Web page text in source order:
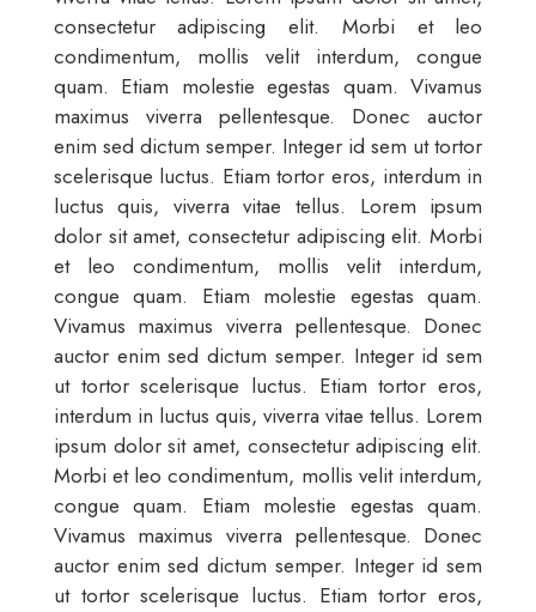
consectetur adipiscing elit. Morbi et leo
condimentum, mollis velit interdum, congue
quam. Etiam molestie egestas quam. Vivamus
maximus viverra pellentesque. Donec auctor
enim sed dictum semper. Integer id sem ut tortor
scelerisque luctus. Etiam tortor eros, interdum in
luctus quis, viverra vitae tellus. Lorem ipsum
dolor sit amet, consectetur adipiscing elit. Morbi
et leo condimentum, mollis velit interdum,
congue quam. Etiam molestie egestas quam.
Vivamus maximus viverra pellentesque. Donec
auctor enim sed dictum semper. Integer id sem
ut tortor scelerisque luctus. Etiam tortor eros,
interdum in luctus quis, viverra vitae tellus. Lorem
ipsum dolor sit amet, consectetur adipiscing elit.
Morbi et leo condimentum, mollis velit interdum,
congue quam. Etiam molestie egestas quam.
Vivamus maximus viverra pellentesque. Donec
auctor enim sed dictum semper. Integer id sem
ut tortor scelerisque luctus. Etiam tortor eros,